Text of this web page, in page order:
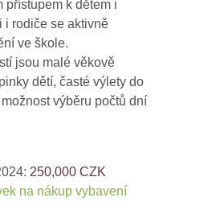
přístupem k dětem i
i rodiče se aktivně
ve škole.
jsou malé věkově
dětí, časté výlety do
výběru počtů dní
250,000CZK
na nákup vybavení